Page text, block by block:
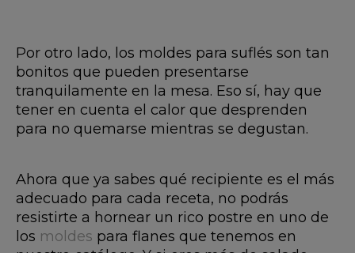
Por otro lado, los moldes para suflés son tan
bonitos que pueden presentarse
tranquilamente en la mesa. Eso sí, hay que
tener en cuenta el calor que desprenden
para no quemarse mientras se degustan.
Ahora que ya sabes qué recipiente es el más
adecuado para cada receta, no podrás
resistirte a hornear un rico postre en uno de
los moldes para flanes que tenemos en